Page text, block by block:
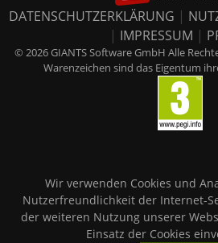
DATENSCHUTZERKLÄRUNG |
| IMPRESSUM |
© 2026 GIANTS Software GmbH Alle
Warenzeichen sind das Eigentum
Wir verwenden Cookies und
Nutzerfreundlichkeit der Internet-
der weiteren Nutzung unserer
Einsatz der Cookies